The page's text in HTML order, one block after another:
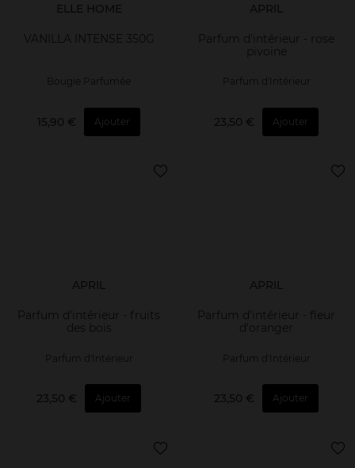
ELLE HOME
VANILLA INTENSE 350G
Bougie Parfumée
15,90 € Ajouter
APRIL
Parfum d'intérieur - rose
pivoine
Parfum d'Intérieur
23,50 € Ajouter
APRIL
Parfum d'intérieur - fruits
des bois
Parfum d'Intérieur
23,50 € Ajouter
APRIL
Parfum d'intérieur - fleur
d'oranger
Parfum d'Intérieur
23,50 € Ajouter